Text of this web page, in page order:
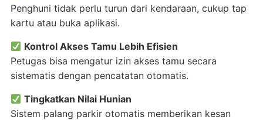
Penghuni tidak perlu turun dari kendaraan, cukup tap
kartu atau buka aplikasi.
Kontrol Akses Tamu Lebih Efisien
Petugas bisa mengatur izin akses tamu secara
sistematis dengan pencatatan otomatis.
Tingkatkan Nilai Hunian
Sistem palang parkir otomatis memberikan kesan